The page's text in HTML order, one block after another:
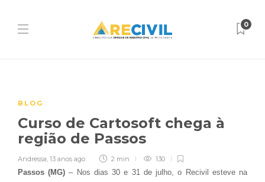
0
BLOG
Curso de Cartosoft chega à
região de Passos
Andressa, 13 anos ago 2 min 130
Passos (MG) – Nos dias 30 e 31 de julho, o Recivil esteve na